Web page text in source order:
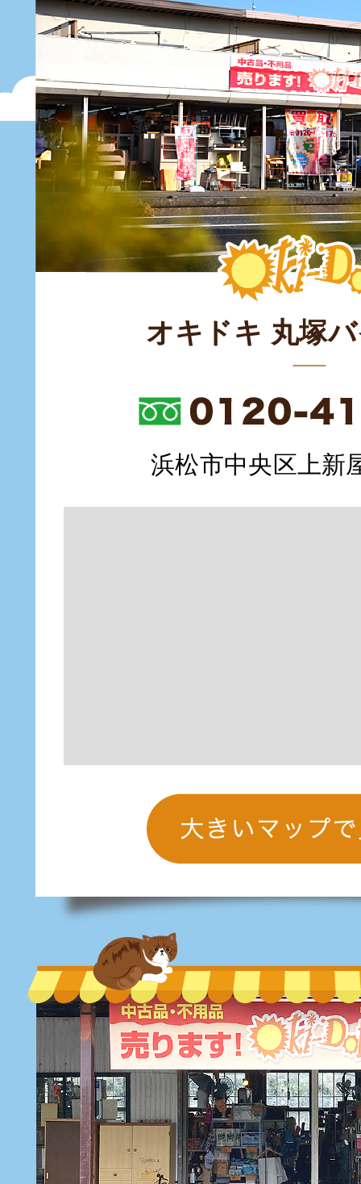
オキドキ 丸塚
浜松市中央区上新